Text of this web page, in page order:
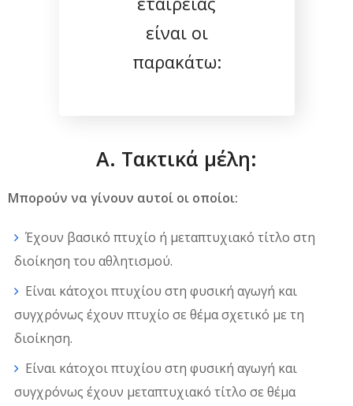
είναι οι
παρακάτω:
Α. Τακτικά μέλη:
Μπορούν να γίνουν αυτοί οι οποίοι:
Έχουν βασικό πτυχίο ή μεταπτυχιακό τίτλο στη
διοίκηση του αθλητισμού.
Είναι κάτοχοι πτυχίου στη φυσική αγωγή και
συγχρόνως έχουν πτυχίο σε θέμα σχετικό με τη
διοίκηση.
Είναι κάτοχοι πτυχίου στη φυσική αγωγή και
συγχρόνως έχουν μεταπτυχιακό τίτλο σε θέμα